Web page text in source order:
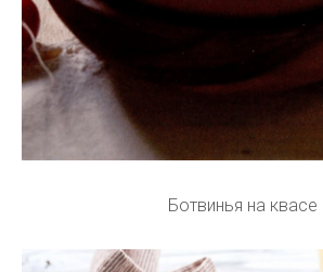
Ботвинья на квасе